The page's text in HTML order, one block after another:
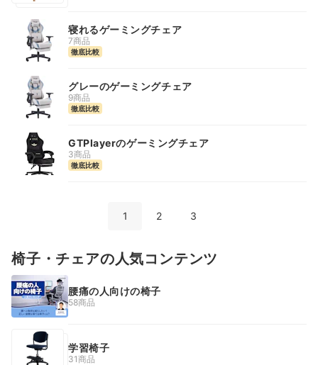
寝れるゲーミングチェア
7商品
徹底比較
グレーのゲーミングチェア
9商品
徹底比較
GTPlayerのゲーミングチェア
3商品
徹底比較
1 2 3
椅子・チェアの人気コンテンツ
腰痛の人向けの椅子
58商品
学習椅子
31商品